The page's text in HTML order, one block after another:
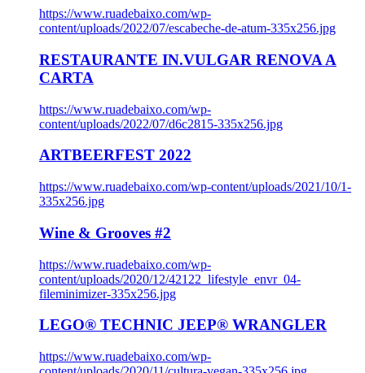
https://www.ruadebaixo.com/wp-
content/uploads/2022/07/escabeche-de-atum-335x256.jpg
RESTAURANTE IN.VULGAR RENOVA A
CARTA
https://www.ruadebaixo.com/wp-
content/uploads/2022/07/d6c2815-335x256.jpg
ARTBEERFEST 2022
https://www.ruadebaixo.com/wp-content/uploads/2021/10/1-
335x256.jpg
Wine & Grooves #2
https://www.ruadebaixo.com/wp-
content/uploads/2020/12/42122_lifestyle_envr_04-
fileminimizer-335x256.jpg
LEGO® TECHNIC JEEP® WRANGLER
https://www.ruadebaixo.com/wp-